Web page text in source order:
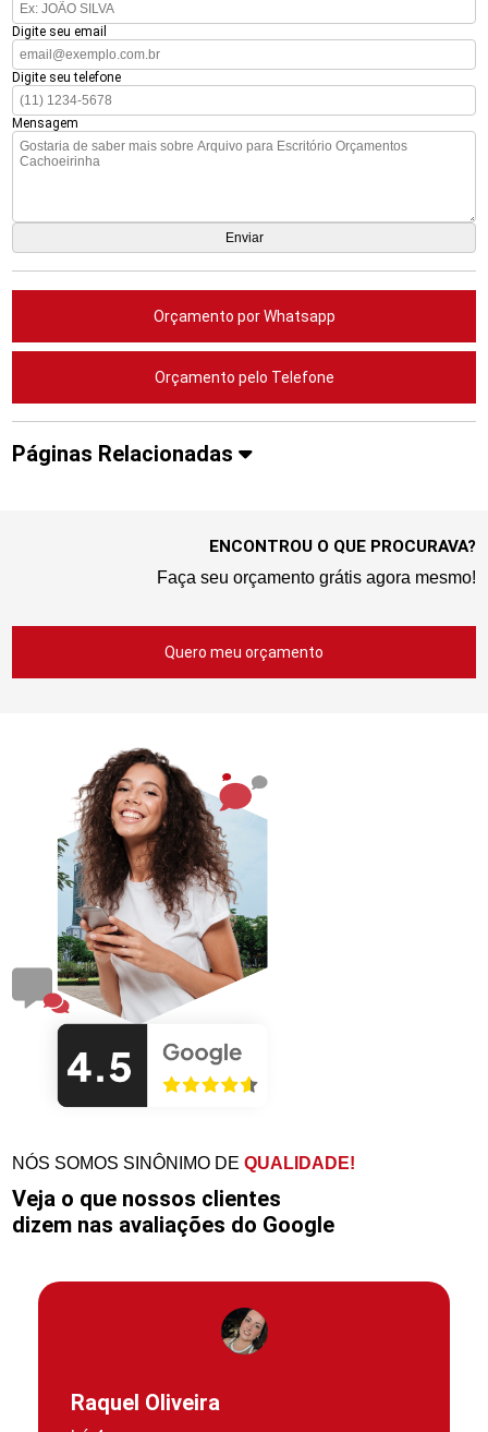
Digite seu email
Digite seu telefone
Mensagem
Orçamento por Whatsapp
Orçamento pelo Telefone
Páginas Relacionadas
ENCONTROU O QUE PROCURAVA?
Faça seu orçamento grátis agora mesmo!
Quero meu orçamento
NÓS SOMOS SINÔNIMO DEQUALIDADE!
Veja o que nossos clientes
dizem nas avaliações do Google
Raquel Oliveira